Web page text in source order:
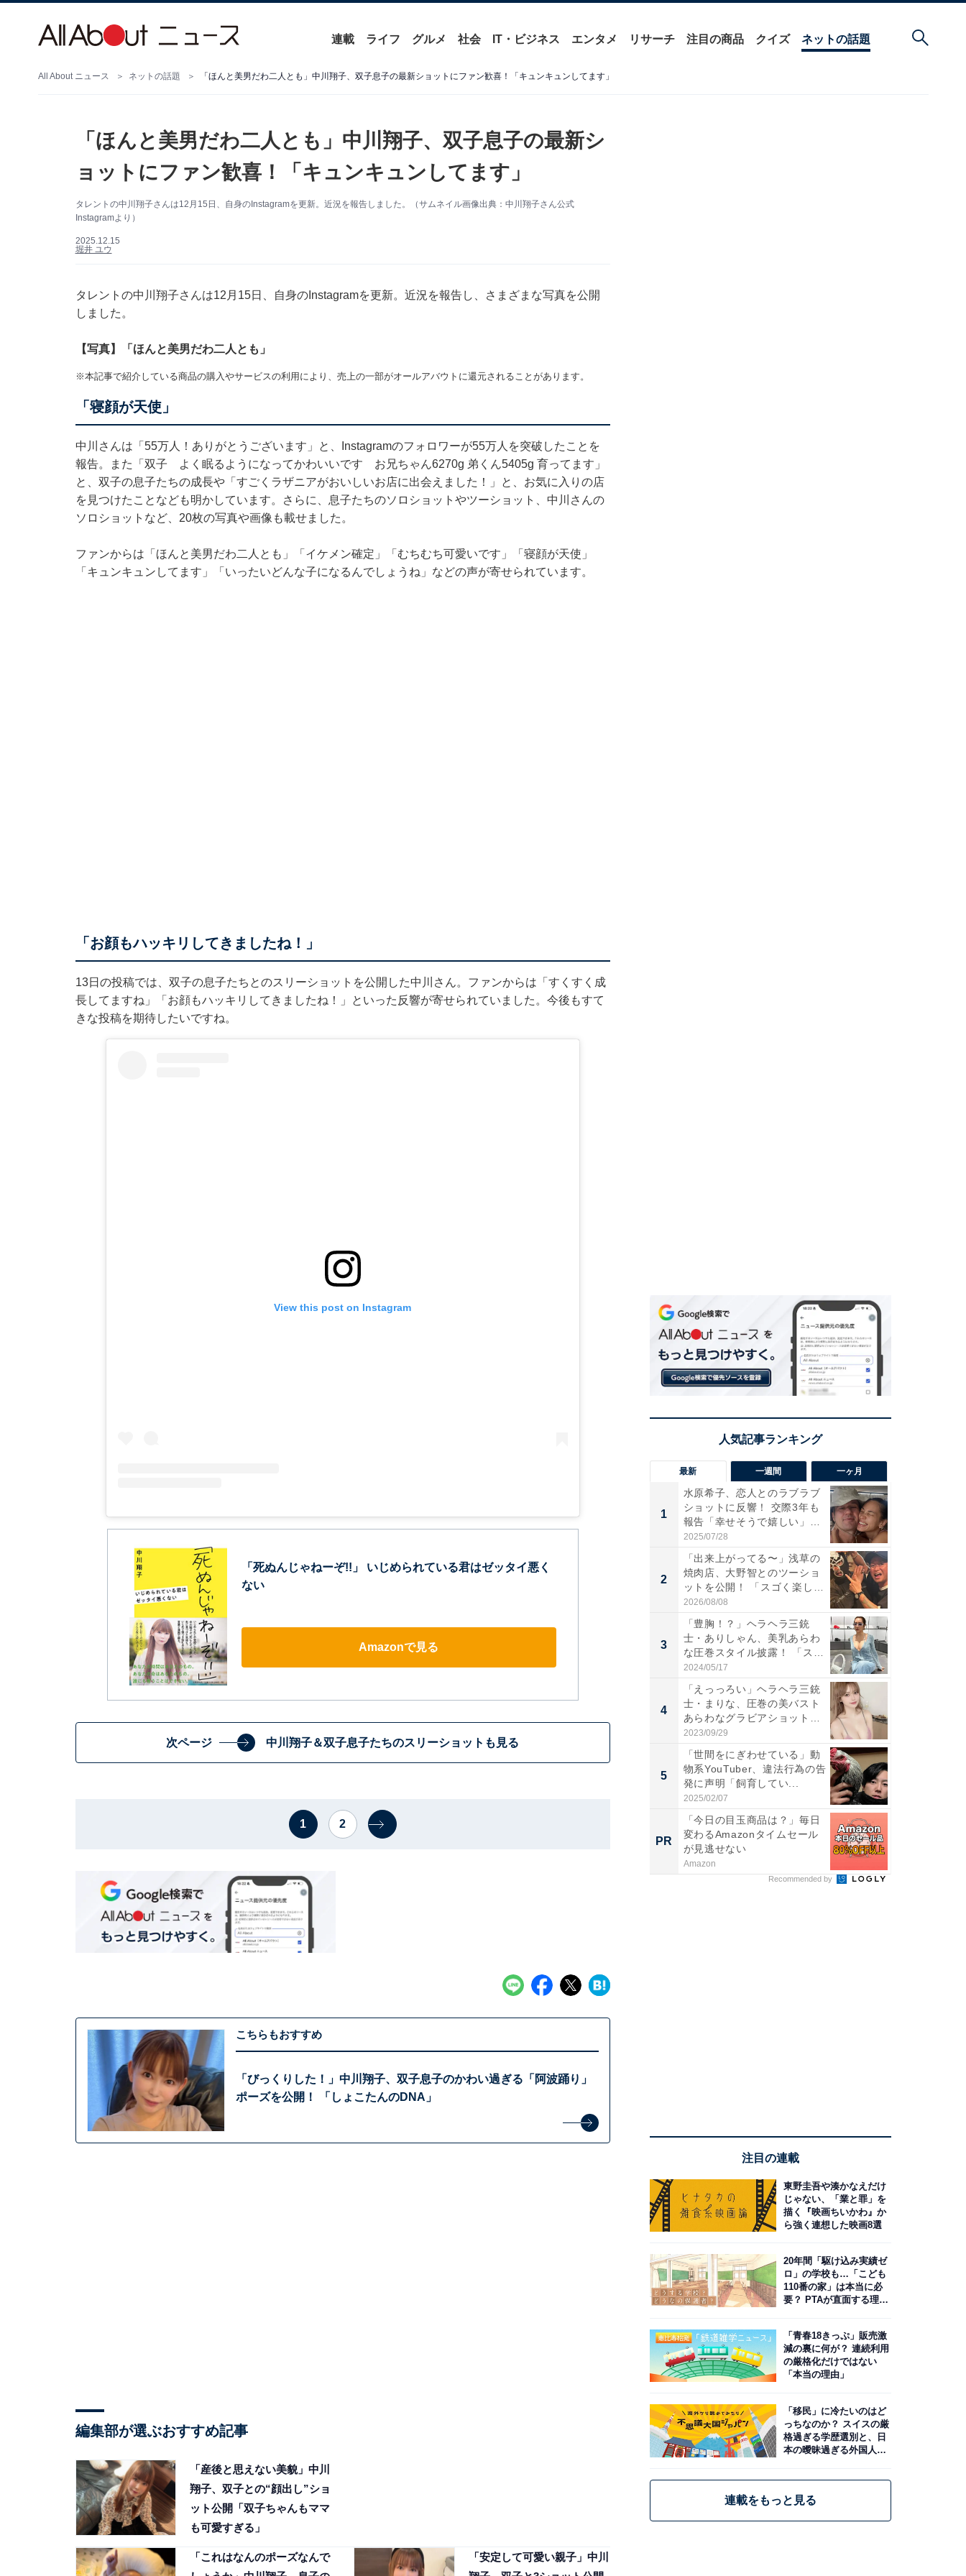
連載 ライフ グルメ 社会 IT・ビジネス エンタメ リサーチ 注目の商品 クイズ ネットの話題
All About ニュース ネットの話題 「ほんと美男だわ二人とも」中川翔子、双子息子の最新ショットにファン歓喜！「キュンキュンしてます」
「ほんと美男だわ二人とも」中川翔子、双子息子の最新シ
ョットにファン歓喜！「キュンキュンしてます」
タレントの中川翔子さんは12月15日、自身のInstagramを更新。近況を報告しました。（サムネイル画像出典：中川翔子さん公式
Instagramより）
2025.12.15
堀井 ユウ
タレントの中川翔子さんは12月15日、自身のInstagramを更新。近況を報告し、さまざまな写真を公開
しました。
【写真】「ほんと美男だわ二人とも」
※本記事で紹介している商品の購入やサービスの利用により、売上の一部がオールアバウトに還元されることがあります。
「寝顔が天使」
中川さんは「55万人！ありがとうございます」と、Instagramのフォロワーが55万人を突破したことを
報告。また「双子 よく眠るようになってかわいいです お兄ちゃん6270g 弟くん5405g 育ってます」
と、双子の息子たちの成長や「すごくラザニアがおいしいお店に出会えました！」と、お気に入りの店
を見つけたことなども明かしています。さらに、息子たちのソロショットやツーショット、中川さんの
ソロショットなど、20枚の写真や画像も載せました。
ファンからは「ほんと美男だわ二人とも」「イケメン確定」「むちむち可愛いです」「寝顔が天使」
「キュンキュンしてます」「いったいどんな子になるんでしょうね」などの声が寄せられています。
「お顔もハッキリしてきましたね！」
13日の投稿では、双子の息子たちとのスリーショットを公開した中川さん。ファンからは「すくすく成
長してますね」「お顔もハッキリしてきましたね！」といった反響が寄せられていました。今後もすて
きな投稿を期待したいですね。
View this post on Instagram
「死ぬんじゃねーぞ!!」 いじめられている君はゼッタイ悪く
ない
Amazonで見る
次ページ 中川翔子＆双子息子たちのスリーショットも見る
1 2
こちらもおすすめ
「びっくりした！」中川翔子、双子息子のかわい過ぎる「阿波踊り」
ポーズを公開！ 「しょこたんのDNA」
編集部が選ぶおすすめ記事
「産後と思えない美貌」中川
翔子、双子との“顔出し”ショ
ット公開「双子ちゃんもママ
も可愛すぎる」
「これはなんのポーズなんで
「安定して可愛い親子」中川
最新 一週間 一ヶ月
1
水原希子、恋人とのラブラブ
ショットに反響！ 交際3年も
報告「幸せそうで嬉しい」
「...
2025/07/28
2
「出来上がってる〜」浅草の
焼肉店、大野智とのツーショ
ットを公開！ 「スゴく楽し
そ...
2026/08/08
3
「豊胸！？」ヘラヘラ三銃
士・ありしゃん、美乳あらわ
な圧巻スタイル披露！ 「スタ
イ...
2024/05/17
4
「えっっろい」ヘラヘラ三銃
士・まりな、圧巻の美バスト
あらわなグラビアショット公
開...
2023/09/29
5
「世間をにぎわせている」動
物系YouTuber、違法行為の告
発に声明「飼育してい...
2025/02/07
PR
「今日の目玉商品は？」毎日
変わるAmazonタイムセール
が見逃せない
Amazon
Recommended by
注目の連載
東野圭吾や湊かなえだけ
じゃない、「業と罪」を
描く『映画ちいかわ』か
ら強く連想した映画8選
20年間「駆け込み実績ゼ
ロ」の学校も…「こども
110番の家」は本当に必
要？ PTAが直面する理想
「青春18きっぷ」販売激
減の裏に何が？ 連続利用
の厳格化だけではない
「本当の理由」
「移民」に冷たいのはど
っちなのか？ スイスの厳
格過ぎる学歴選別と、日
本の曖昧過ぎる外国人政
連載をもっと見る